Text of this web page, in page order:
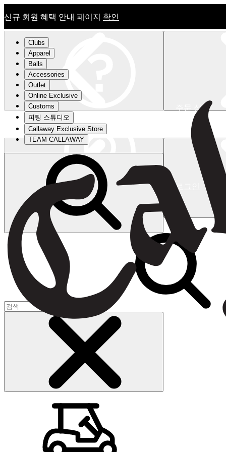
신규 회원 혜택 안내 페이지 확인
신규 회원 혜택 안내 페이지확인
주문 상태
로그인
장바구니
Clubs
Apparel
Balls
Accessories
Outlet
Online Exclusive
Customs
피팅 스튜디오
Callaway Exclusive Store
TEAM CALLAWAY